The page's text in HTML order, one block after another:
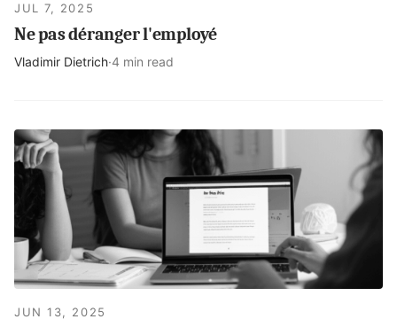
JUL 7, 2025
Ne pas déranger l'employé
Vladimir Dietrich·4 min read
JUN 13, 2025